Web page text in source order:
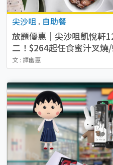
尖沙咀 . 自助餐
放題優惠｜尖沙咀凱悅軒
二！$264起任食蜜汁叉
點心
文 : 譚幽惠